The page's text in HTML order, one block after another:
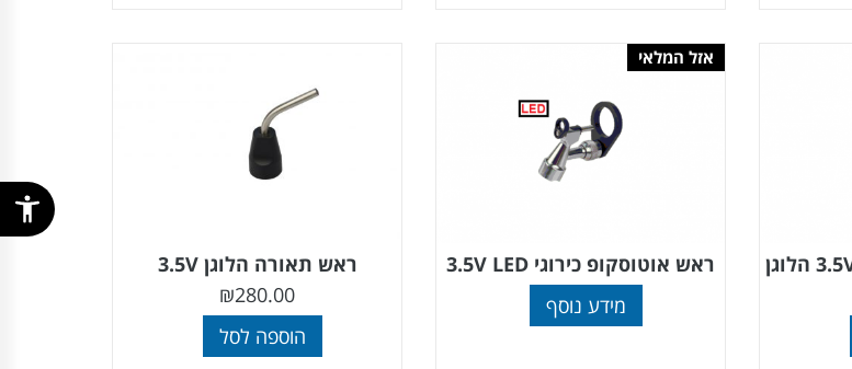
אזל המלאי
ראש אוטוסקופ כירוגי 3.5V LED
מידע נוסף
ראש תאורה הלוגן 3.5V
₪280.00
הוספה לסל